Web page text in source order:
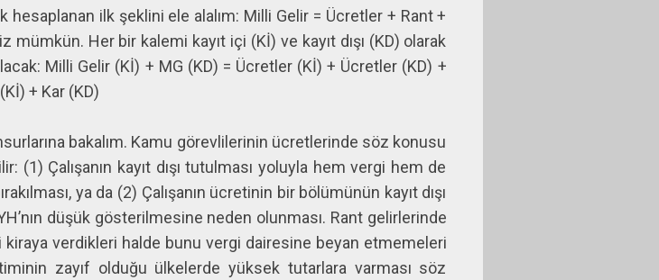
ilk şeklini ele alalım: Milli Gelir = Ücretler + Rant +
mümkün. Her bir kalemi kayıt içi (Kİ) ve kayıt dışı (KD) olarak
Milli Gelir (Kİ) + MG (KD) = Ücretler (Kİ) + Ücretler (KD) +
+ Kar (KD)
bakalım. Kamu görevlilerinin ücretlerinde söz konusu
(1) Çalışanın kayıt dışı tutulması yoluyla hem vergi hem de
ya da (2) Çalışanın ücretinin bir bölümünün kayıt dışı
düşük gösterilmesine neden olunması. Rant gelirlerinde
kiraya verdikleri halde bunu vergi dairesine beyan etmemeleri
zayıf olduğu ülkelerde yüksek tutarlara varması söz